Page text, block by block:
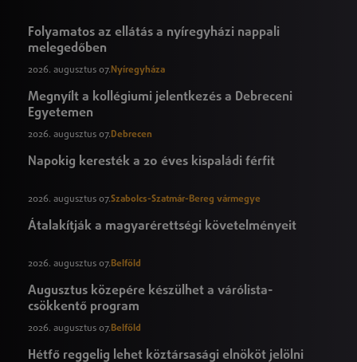
Folyamatos az ellátás a nyíregyházi nappali
melegedőben
2026. augusztus 07. Nyíregyháza
Megnyílt a kollégiumi jelentkezés a Debreceni
Egyetemen
2026. augusztus 07.Debrecen
Napokig keresték a 20 éves kispaládi férfit
2026. augusztus 07.Szabolcs-Szatmár-Bereg vármegye
Átalakítják a magyarérettségi követelményeit
2026. augusztus 07.Belföld
Augusztus közepére készülhet a várólista-
csökkentő program
2026. augusztus 07.Belföld
Hétfő reggelig lehet köztársasági elnököt jelölni